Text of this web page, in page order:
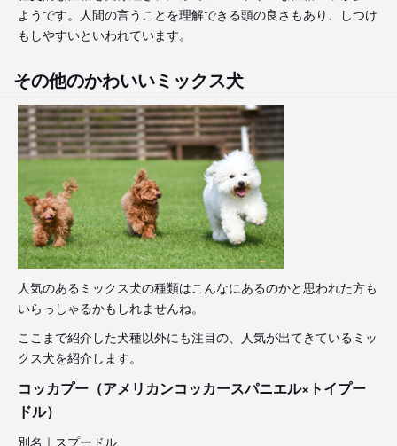
ようです。人間の言うことを理解できる頭の良さもあり、しつけ
もしやすいといわれています。
その他のかわいいミックス犬
人気のあるミックス犬の種類はこんなにあるのかと思われた方も
いらっしゃるかもしれませんね。
ここまで紹介した犬種以外にも注目の、人気が出てきているミッ
クス犬を紹介します。
コッカプー（アメリカンコッカースパニエル×トイプー
ドル）
別名｜スプードル